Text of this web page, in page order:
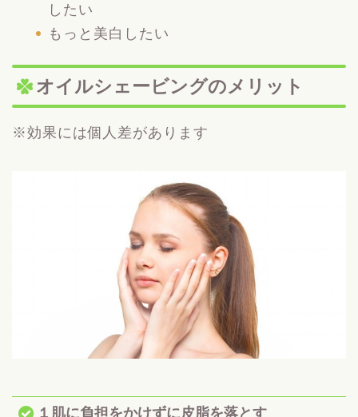
したい
もっと美白したい
オイルシェービングのメリット
※効果には個人差があります
１肌に負担をかけずに皮脂を落とす